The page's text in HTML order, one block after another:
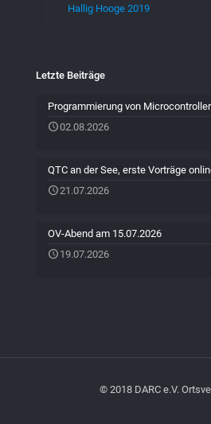
Hallig Hooge 2019
Letzte Beiträge
Programmierung von
02.08.2026
QTC an der See, erste Vorträge
21.07.2026
OV-Abend am 15.07.2026
19.07.2026
© 2018 DARC e.V.